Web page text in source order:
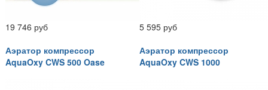
19 746 руб
5 595 руб
Аэратор компрессор
AquaOxy CWS 500 Oase
Аэратор компрессор
AquaOxy CWS 1000